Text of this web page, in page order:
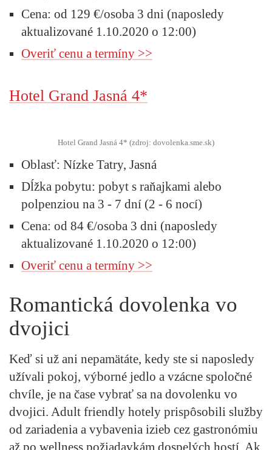
Cena: od 129 €/osoba 3 dni (naposledy
aktualizované 1.10.2020 o 12:00)
Overiť cenu a termíny >>
Hotel Grand Jasná 4*
Hotel Grand Jasná 4* (zdroj: dovolenka.sme.sk)
Oblasť: Nízke Tatry, Jasná
Dĺžka pobytu: pobyt s raňajkami alebo
polpenziou na 3 - 7 dní (2 - 6 nocí)
Cena: od 84 €/osoba 3 dni (naposledy
aktualizované 1.10.2020 o 12:00)
Overiť cenu a termíny >>
Romantická dovolenka vo
dvojici
Keď si už ani nepamätáte, kedy ste si naposledy
užívali pokoj, výborné jedlo a vzácne spoločné
chvíle, je na čase vybrať sa na dovolenku vo
dvojici. Adult friendly hotely prispôsobili služby
od zariadenia a vybavenia izieb cez gastronómiu
až po wellness požiadavkám dospelých hostí. Ak